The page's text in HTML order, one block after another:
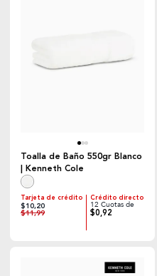
Toalla de Baño 550gr Blanco
| Kenneth Cole
Tarjeta de crédito
$10,20
$11,99
Crédito directo
12 Cuotas de
$0,92